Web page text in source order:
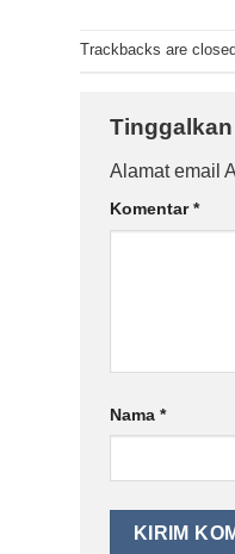
Trackbacks are
Alamat email
Komentar*
Nama *